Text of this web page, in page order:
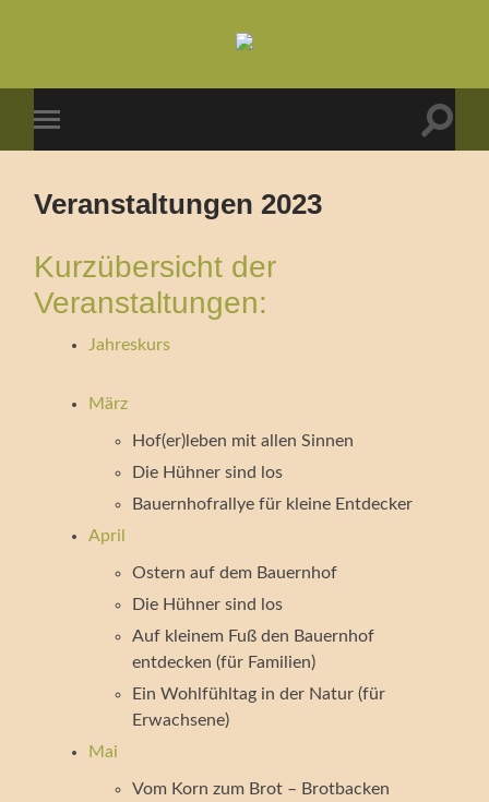
Bauernhofpädagogik
Menü
Veranstaltungen 2023
Kurzübersicht der
Veranstaltungen:
Jahreskurs
März
Hof(er)leben mit allen Sinnen
Die Hühner sind los
Bauernhofrallye für kleine Entdecker
April
Ostern auf dem Bauernhof
Die Hühner sind los
Auf kleinem Fuß den Bauernhof
entdecken (für Familien)
Ein Wohlfühltag in der Natur (für
Erwachsene)
Mai
Vom Korn zum Brot – Brotbacken